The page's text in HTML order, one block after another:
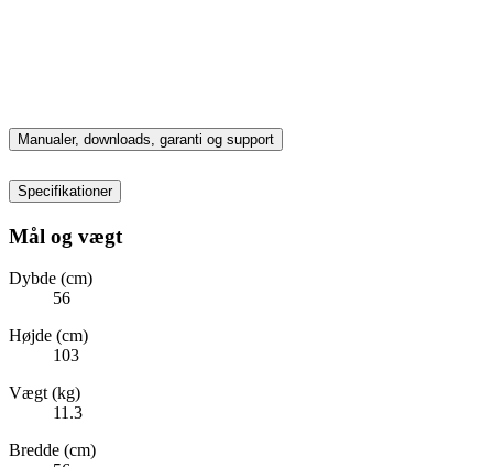
Manualer, downloads, garanti og support
Specifikationer
Mål og vægt
Dybde (cm)
56
Højde (cm)
103
Vægt (kg)
11.3
Bredde (cm)